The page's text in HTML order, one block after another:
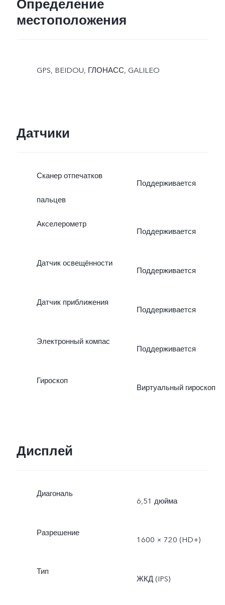
Определение
местоположения
GPS, BEIDOU, ГЛОНАСС, GALILEO
Датчики
Сканер отпечатков
пальцев
Поддерживается
Акселерометр
Поддерживается
Датчик освещённости
Поддерживается
Датчик приближения
Поддерживается
Электронный компас
Поддерживается
Гироскоп
Виртуальный гироскоп
Дисплей
Диагональ
6,51 дюйма
Разрешение
1600 × 720 (HD+)
Тип
ЖКД (IPS)